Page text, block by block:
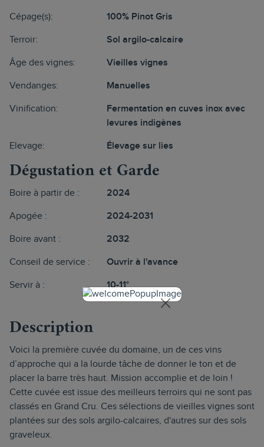
Cépage(s): 100% Pinot Gris
Terroir: Sol argilo-calcaire
Âge des vignes: Vieilles vignes
Vendanges: Manuelles
Vinification:
Fermentation en cuves inox avec
levures indigènes
Elevage: Élevage sur lies
Dégustation et Garde
Boire à partir de : 2024
Apogée : 2024-2031
Boire avant : 2032
Conseil de service : Ouvrir à l'avance
Servir à : 10-11°
Description
Voici la première cuvée du domaine, un de ces vins
d’approche qui a la lourde tâche de donner le ton et de
placer la barre très haut. Mission accomplie et de loin !
Cette cuvée est issue des meilleurs terroirs qui ne sont pas
classés en Grand Cru. Ces sélections de vieilles vignes sont
plantées sur des sols argilo-calcaires, d'autres sur des sols
graveleux.